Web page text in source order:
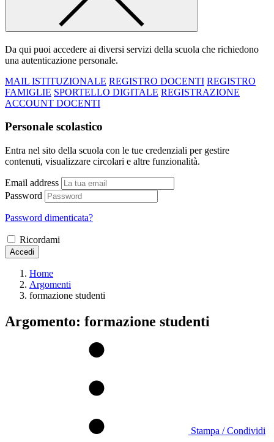
Da qui puoi accedere ai diversi servizi della scuola che richiedono
una autenticazione personale.
MAIL ISTITUZIONALE REGISTRO DOCENTI REGISTRO
FAMIGLIE SPORTELLO DIGITALE REGISTRAZIONE
ACCOUNT DOCENTI
Personale scolastico
Entra nel sito della scuola con le tue credenziali per gestire
contenuti, visualizzare circolari e altre funzionalità.
Email address
Password
Password dimenticata?
Ricordami
Accedi
Home
Argomenti
formazione studenti
Argomento: formazione studenti
Stampa / Condividi